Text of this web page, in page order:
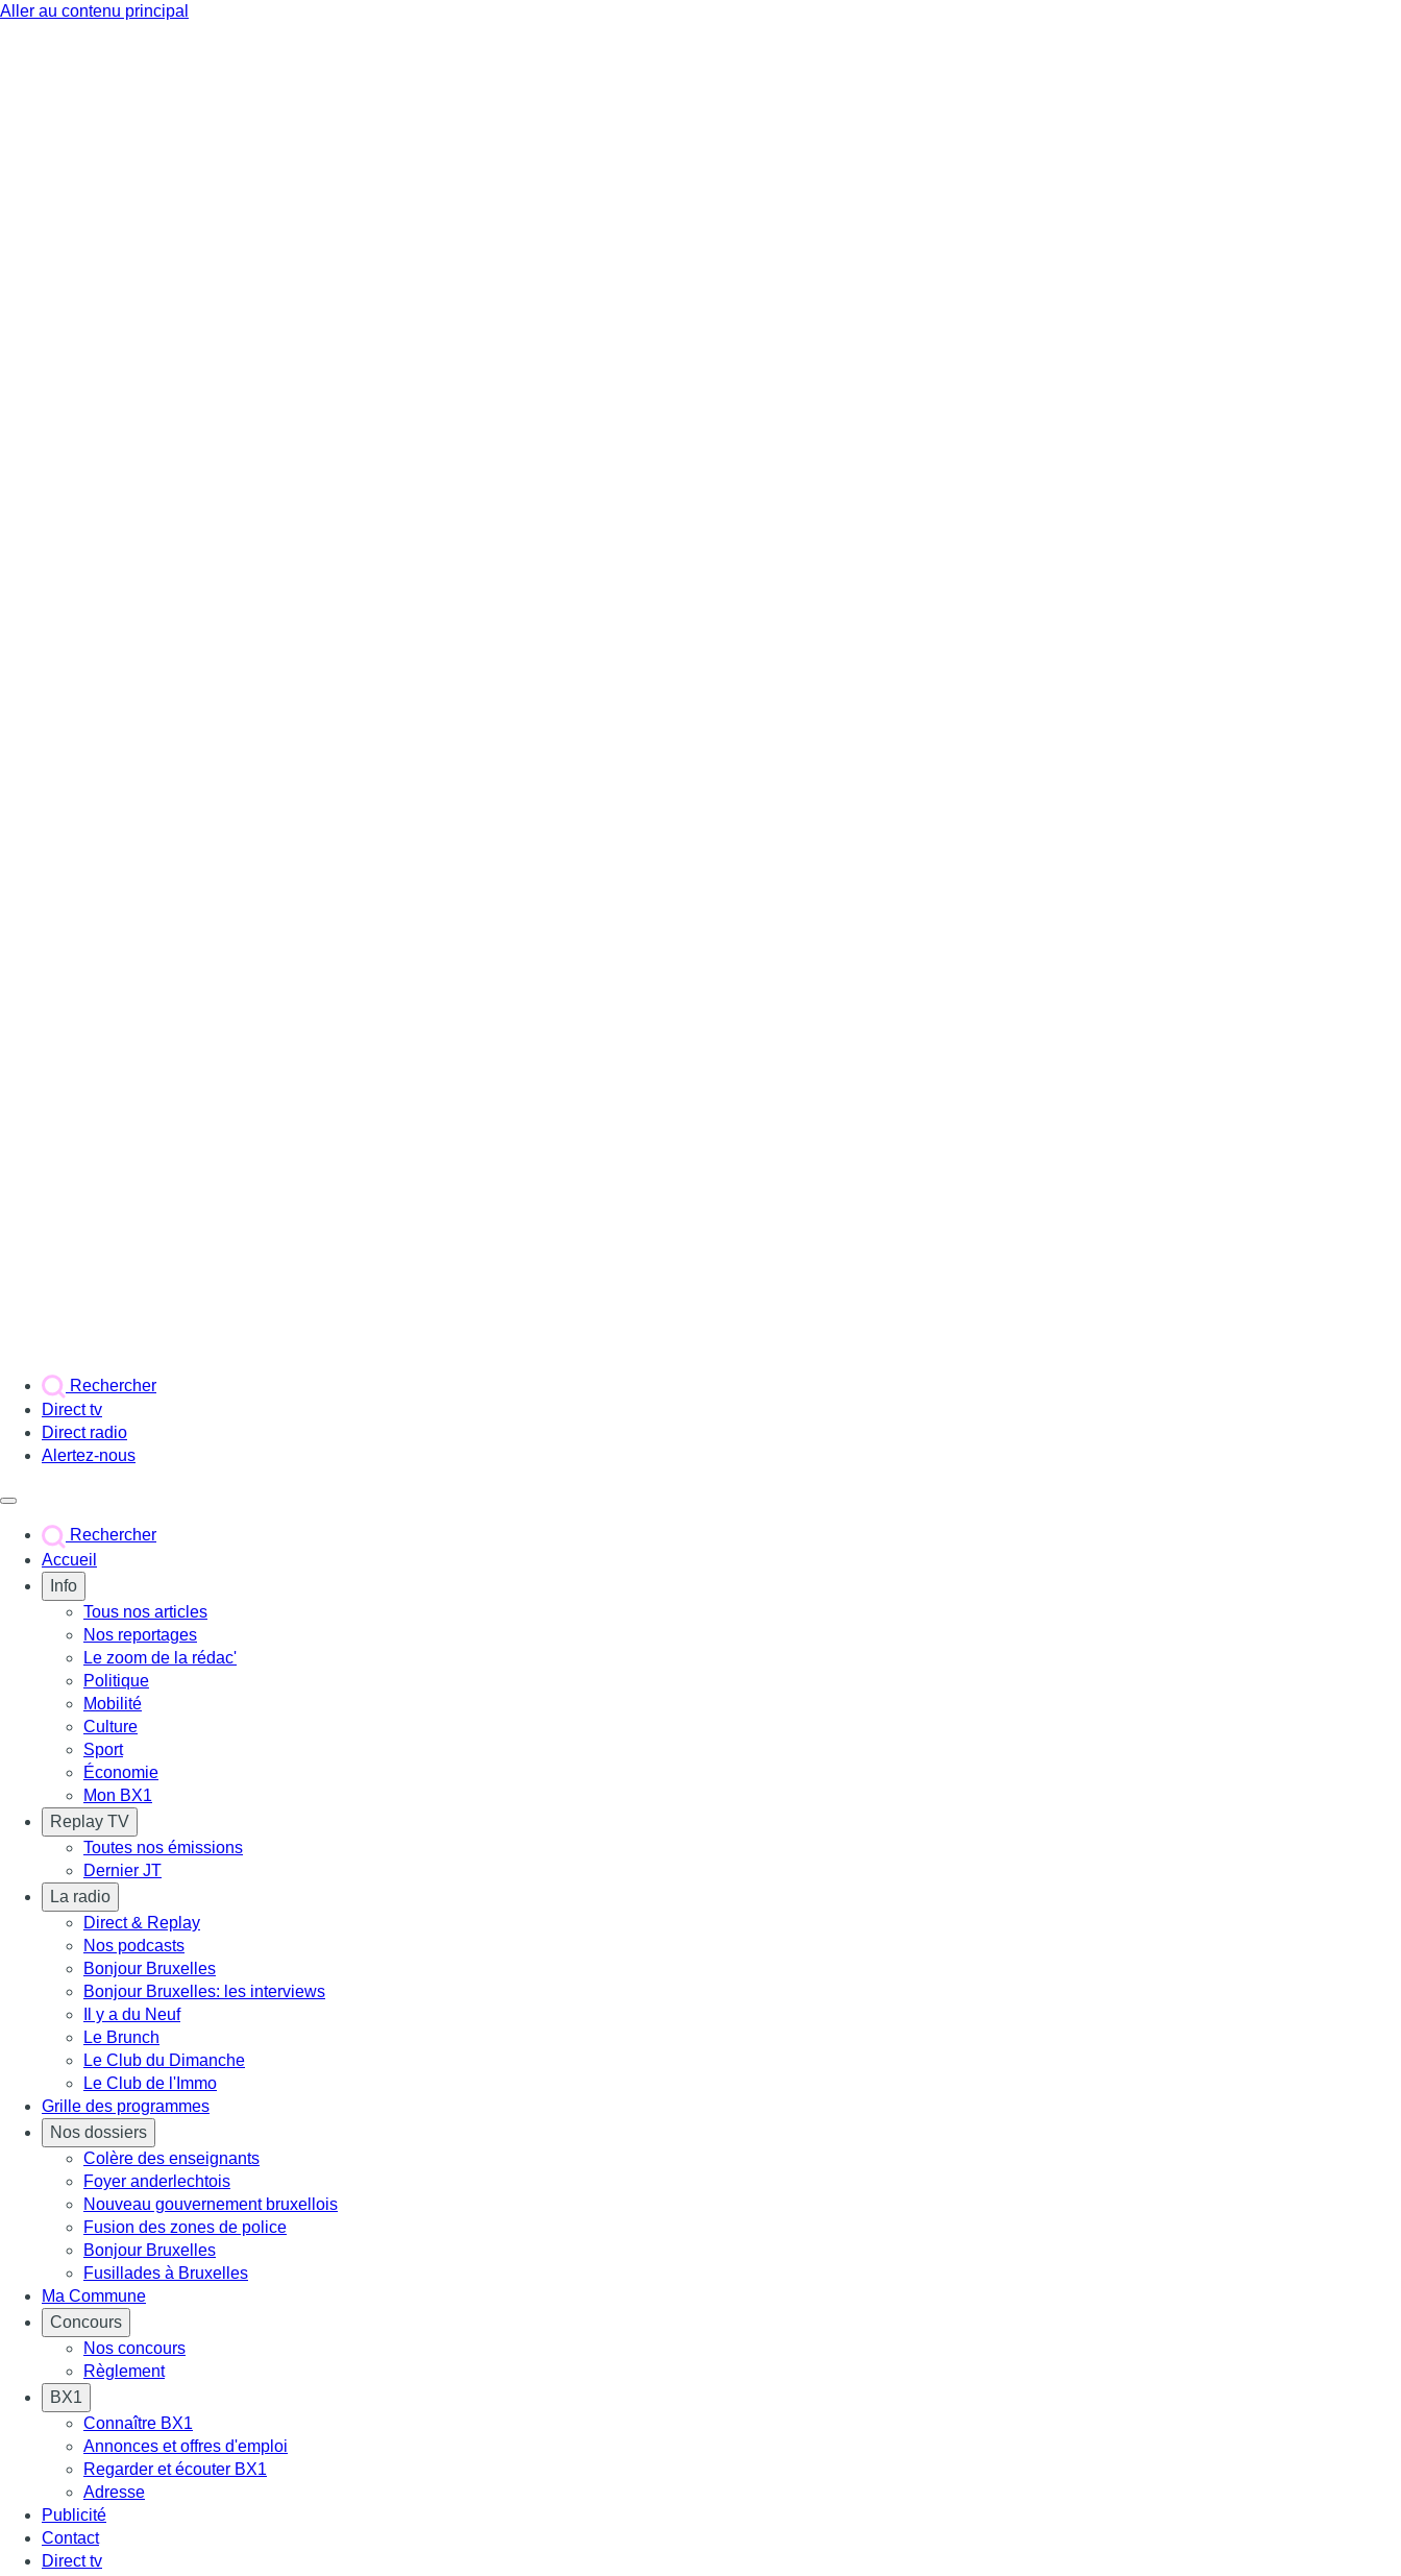
Aller au contenu principal
Rechercher
Direct tv
Direct radio
Alertez-nous
Rechercher
Accueil
Info
Tous nos articles
Nos reportages
Le zoom de la rédac'
Politique
Mobilité
Culture
Sport
Économie
Mon BX1
Replay TV
Toutes nos émissions
Dernier JT
La radio
Direct & Replay
Nos podcasts
Bonjour Bruxelles
Bonjour Bruxelles: les interviews
Il y a du Neuf
Le Brunch
Le Club du Dimanche
Le Club de l'Immo
Grille des programmes
Nos dossiers
Colère des enseignants
Foyer anderlechtois
Nouveau gouvernement bruxellois
Fusion des zones de police
Bonjour Bruxelles
Fusillades à Bruxelles
Ma Commune
Concours
Nos concours
Règlement
BX1
Connaître BX1
Annonces et offres d'emploi
Regarder et écouter BX1
Adresse
Publicité
Contact
Direct tv